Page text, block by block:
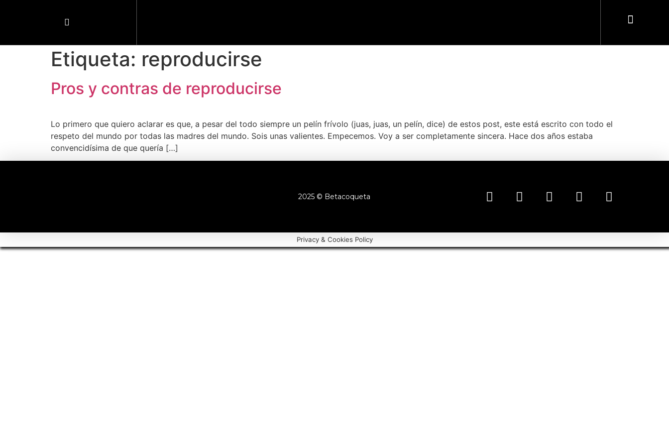
Etiqueta: reproducirse
Pros y contras de reproducirse
Lo primero que quiero aclarar es que, a pesar del todo siempre un pelín frívolo (juas, juas, un pelín, dice) de estos post, este está escrito con todo el
respeto del mundo por todas las madres del mundo. Sois unas valientes. Empecemos. Voy a ser completamente sincera. Hace dos años estaba
convencidísima de que quería […]
2025 © Betacoqueta
Privacy & Cookies Policy